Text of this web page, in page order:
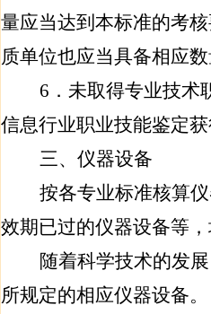
量应当达到本标准的考
质单位也应当具备相应
6 ．未取得专业技
信息行业职业技能鉴定
三、仪器设备
按各专业标准核算
效期已过的仪器设备等
随着科学技术的发
所规定的相应仪器设备。